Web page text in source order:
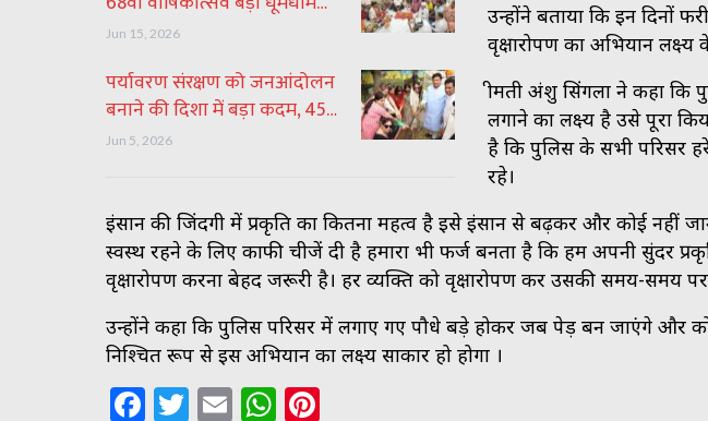
Jun 15, 2026
पर्यावरण संरक्षण को जनआंदोलन
बनाने की दिशा में बड़ा कदम, 45…
Jun 5, 2026
उन्होंने बताया कि इन दिनों
वृक्षारोपण का अभियान
श्रीमती अंशु सिंगला ने कहा
लगाने का लक्ष्य है उसे पूरा
है कि पुलिस के सभी परिसर
रहे।
इंसान की जिंदगी में प्रकृति का कितना महत्व है इसे इंसान से बढ़कर और कोई नहीं
स्वस्थ रहने के लिए काफी चीजें दी है हमारा भी फर्ज बनता है कि हम अपनी सुंदर
वृक्षारोपण करना बेहद जरूरी है। हर व्यक्ति को वृक्षारोपण कर उसकी समय-समय
उन्होंने कहा कि पुलिस परिसर में लगाए गए पौधे बड़े होकर जब पेड़ बन जाएंगे और
निश्चित रूप से इस अभियान का लक्ष्य साकार हो होगा ।
Facebook
Twitter
EmailWhatsApp